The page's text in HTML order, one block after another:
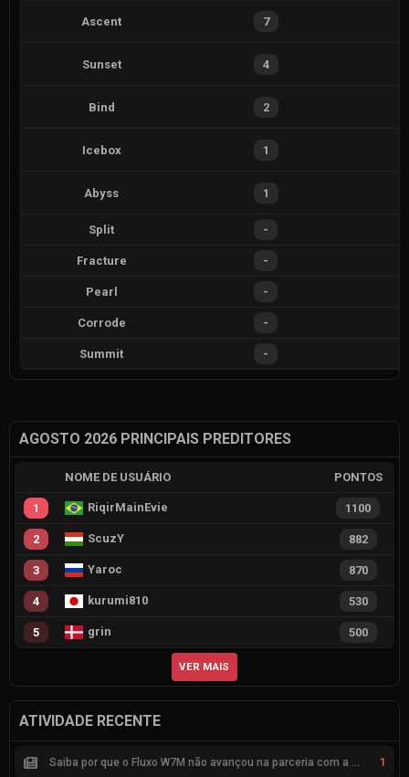
Ascent 7
Sunset 4
Bind 2
Icebox 1
Abyss 1
Split -
Fracture -
Pearl -
Corrode -
Summit -
AGOSTO 2026 PRINCIPAIS PREDITORES
NOME DE USUÁRIO PONTOS
1 RiqirMainEvie 1100
2 ScuzY 882
3 Yaroc 870
4 kurumi810 530
5 grin 500
VER MAIS
ATIVIDADE RECENTE
Saiba por que o Fluxo W7M não avançou na parceria com a Riot 1